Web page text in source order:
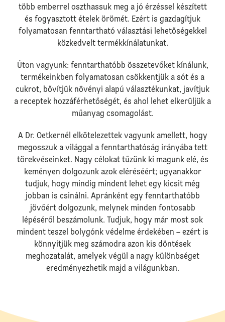
több emberrel oszthassuk meg a jó érzéssel készített
és fogyasztott ételek örömét. Ezért is gazdagítjuk
folyamatosan fenntartható választási lehetőségekkel
közkedvelt termékkínálatunkat.
Úton vagyunk: fenntarthatóbb összetevőket kínálunk,
termékeinkben folyamatosan csökkentjük a sót és a
cukrot, bővítjük növényi alapú választékunkat, javítjuk
a receptek hozzáférhetőségét, és ahol lehet elkerüljük a
műanyag csomagolást.
A Dr. Oetkernél elkötelezettek vagyunk amellett, hogy
megosszuk a világgal a fenntarthatóság irányába tett
törekvéseinket. Nagy célokat tűzünk ki magunk elé, és
keményen dolgozunk azok eléréséért; ugyanakkor
tudjuk, hogy mindig mindent lehet egy kicsit még
jobban is csinálni. Apránként egy fenntarthatóbb
jövőért dolgozunk, melynek minden fontosabb
lépéséről beszámolunk. Tudjuk, hogy már most sok
mindent teszel bolygónk védelme érdekében – ezért is
könnyítjük meg számodra azon kis döntések
meghozatalát, amelyek végül a nagy különbséget
eredményezhetik majd a világunkban.